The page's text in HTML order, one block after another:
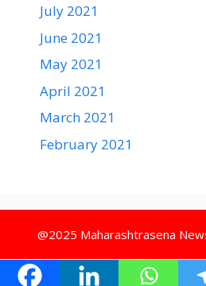
July 2021
June 2021
May 2021
April 2021
March 2021
February 2021
@2025 Maharashtrasena